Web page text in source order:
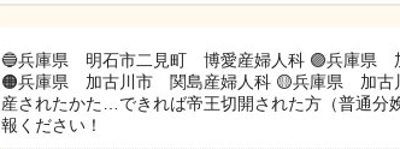
🔵兵庫県 明石市二見町 博愛産婦人科 🟣兵庫県
🟠兵庫県 加古川市 関島産婦人科 🟡兵庫県 加古
産されたかた…できれば帝王切開された方（普通分
報ください！